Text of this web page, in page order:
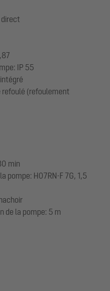
direct
IP 55
refoulé (refoulement
min
pompe: H07RN-F 7G, 1,5
de la pompe: 5 m